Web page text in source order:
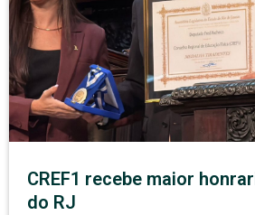
CREF1 recebe maior
do RJ